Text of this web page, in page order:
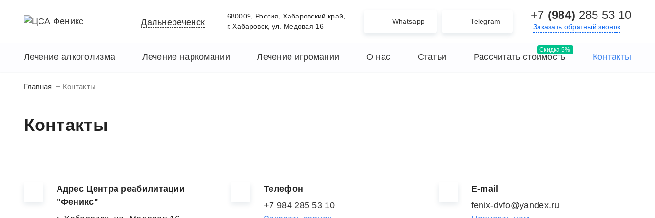
Дальнереченск
680009, Россия, Хабаровский край,
г. Хабаровск, ул. Медовая 16
Whatsapp Telegram +7 (984) 285 53 10
Заказать обратный звонок
Лечение алкоголизма Лечение наркомании Лечение игромании О нас Статьи Рассчитать стоимость Контакты
Главная Контакты
Контакты
Адрес Центра реабилитации
"Феникс"
Телефон
+7 984 285 53 10
Е-mail
fenix-dvfo@yandex.ru